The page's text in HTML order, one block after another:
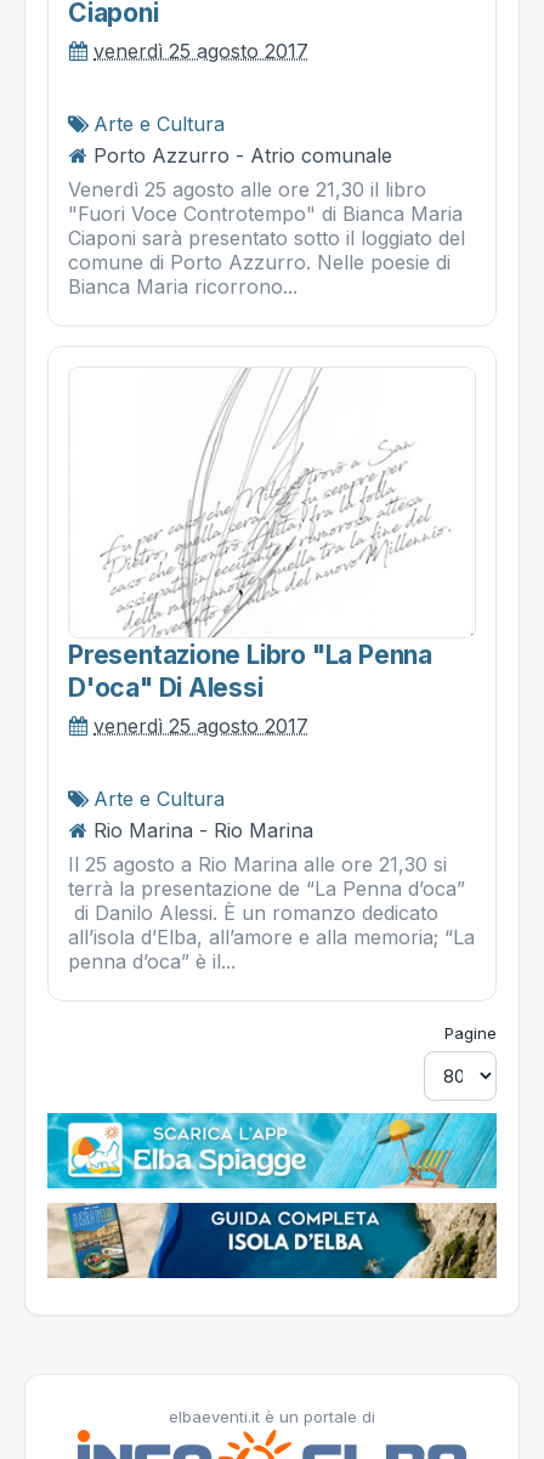
Ciaponi
venerdì 25 agosto 2017
Arte e Cultura
Porto Azzurro - Atrio comunale
Venerdì 25 agosto alle ore 21,30 il libro
"Fuori Voce Controtempo" di Bianca Maria
Ciaponi sarà presentato sotto il loggiato del
comune di Porto Azzurro. Nelle poesie di
Bianca Maria ricorrono...
Presentazione Libro "la Penna
D'oca" Di Alessi
venerdì 25 agosto 2017
Arte e Cultura
Rio Marina - Rio Marina
Il 25 agosto a Rio Marina alle ore 21,30 si
terrà la presentazione de “La Penna d’oca”
di Danilo Alessi. È un romanzo dedicato
all’isola d’Elba, all’amore e alla memoria; “La
penna d’oca” è il...
Pagine
elbaeventi.it è un portale di